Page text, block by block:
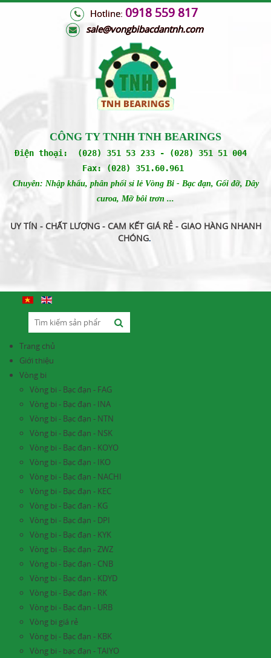
Hotline: 0918 559 817
sale@vongbibacdantnh.com
CÔNG TY TNHH TNH BEARINGS
Điện thoại: (028) 351 53 233 - (028) 351 51 004
Fax: (028) 351.60.961
Chuyên: Nhập khẩu, phân phối sỉ lẻ Vòng Bi - Bạc đạn, Gối đỡ, Dây
curoa, Mỡ bôi trơn ...
UY TÍN - CHẤT LƯỢNG - CAM KẾT GIÁ RẺ - GIAO HÀNG NHANH
CHÓNG.
Trang chủ
Giới thiệu
Vòng bi
Vòng bi - Bạc đạn - FAG
Vòng bi - Bạc đạn - INA
Vòng bi - Bạc đạn - NTN
Vòng bi - Bạc đạn - NSK
Vòng bi - Bạc đạn - KOYO
Vòng bi - Bạc đạn - IKO
Vòng bi - Bạc đạn - NACHI
Vòng bi - Bạc đạn - KEC
Vòng bi - Bạc đạn - KG
Vòng bi - Bạc đạn - DPI
Vòng bi - Bạc đạn - KYK
Vòng bi - Bạc đạn - ZWZ
Vòng bi - Bạc đạn - CNB
Vòng bi - Bạc đạn - KDYD
Vòng bi - Bạc đạn - RK
Vòng bi - Bạc đạn - URB
Vòng bi giá rẻ
Vòng bị - Bạc đạn - KBK
Vòng bi - bạc đạn - TAIYO